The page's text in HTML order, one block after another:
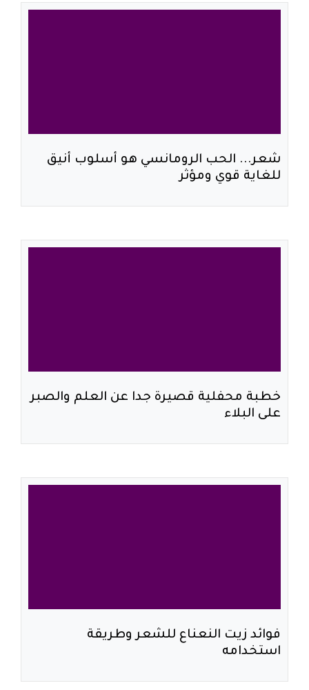
شعر... الحب الرومانسي هو أسلوب أنيق
للغاية قوي ومؤثر
خطبة محفلية قصيرة جدا عن العلم والصبر
على البلاء
فوائد زيت النعناع للشعر وطريقة
استخدامه